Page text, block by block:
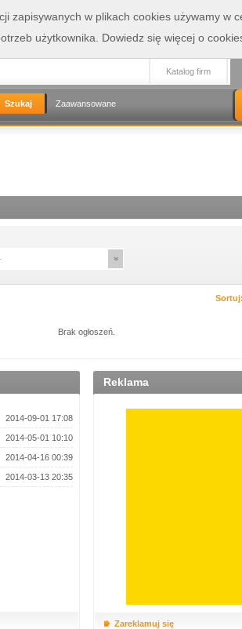
Zaawansowane
Katalog firm
Sortuj:
Brak ogłoszeń.
2014-09-01 17:08
2014-05-01 10:10
2014-04-16 00:39
2014-03-13 20:35
Reklama
Zareklamuj się
zapisywanych w plikach cookies używamy w
użytkownika. Dowiedz się więcej o